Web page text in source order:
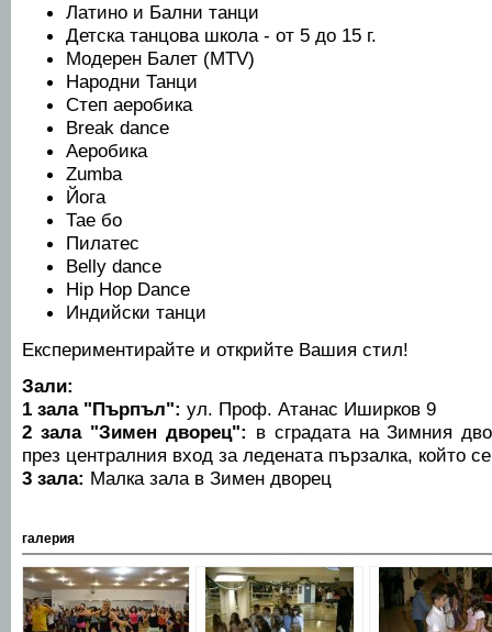
Латино и Бални танци
Детска танцова школа - от 5 до 15 г.
Модерен Балет (MTV)
Народни Танци
Степ аеробика
Break dance
Аеробика
Zumba
Йога
Тае бо
Пилатес
Belly dance
Hip Hop Dance
Индийски танци
Експериментирайте и открийте Вашия стил!
Зали:
1 зала "Пърпъл": ул. Проф. Атанас Иширков 9
2 зала "Зимен дворец": в сградата на Зимния
през централния вход за ледената пързалка, който
3 зала: Малка зала в Зимен дворец
галерия